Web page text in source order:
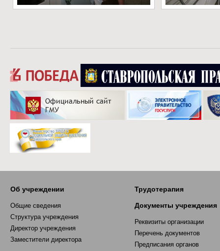
Об учреждении
Общие сведения
Структура учреждения
Директор учреждения
Заместители директора
Трудотерапия
Документы учреждения
Реквизиты организации
Перечень документов
Предписания органов